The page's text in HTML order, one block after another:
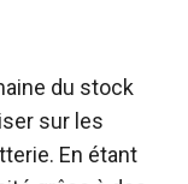
du stock
sur les
En étant